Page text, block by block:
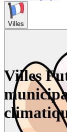
Villes
Villes